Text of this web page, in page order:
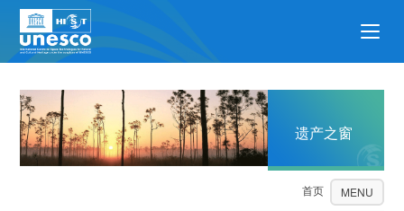
遗产之窗
首页 遗产之窗
MENU